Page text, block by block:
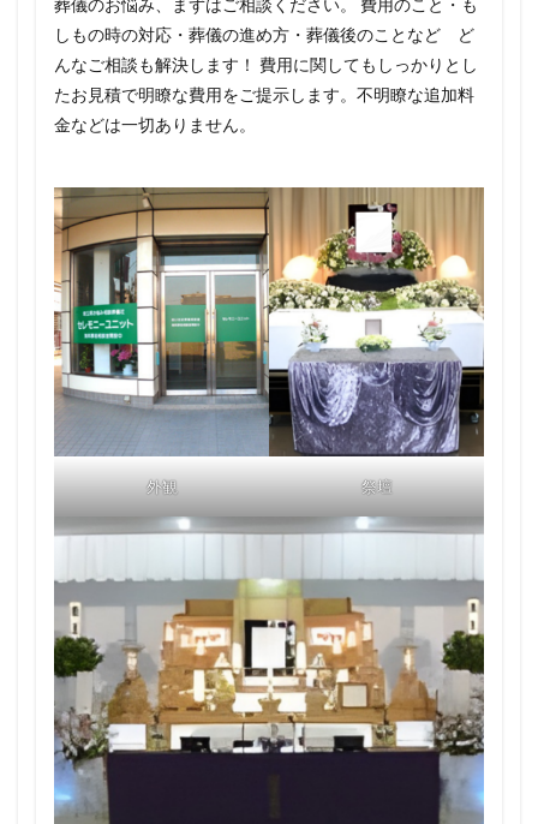
葬儀のお悩み、まずはご相談ください。 費用のこと・も
しもの時の対応・葬儀の進め方・葬儀後のことなど ど
んなご相談も解決します！ 費用に関してもしっかりとし
たお見積で明瞭な費用をご提示します。不明瞭な追加料
金などは一切ありません。
外観 祭壇